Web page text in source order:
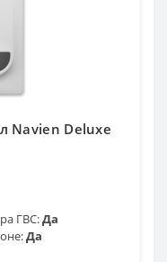
Navien Deluxe
ГВС:Да
Да